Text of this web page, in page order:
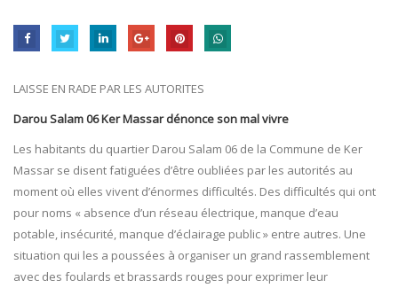
LAISSE EN RADE PAR LES AUTORITES
Darou Salam 06 Ker Massar dénonce son mal vivre
Les habitants du quartier Darou Salam 06 de la Commune de Ker
Massar se disent fatiguées d’être oubliées par les autorités au
moment où elles vivent d’énormes difficultés. Des difficultés qui ont
pour noms « absence d’un réseau électrique, manque d’eau
potable, insécurité, manque d’éclairage public » entre autres. Une
situation qui les a poussées à organiser un grand rassemblement
avec des foulards et brassards rouges pour exprimer leur